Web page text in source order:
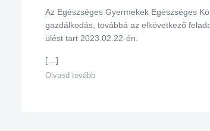
Az Egészséges Gyermekek Egészséges
gazdálkodás, továbbá az elkövetkező
ülést tart 2023.02.22-én.
[…]
Olvasd tovább